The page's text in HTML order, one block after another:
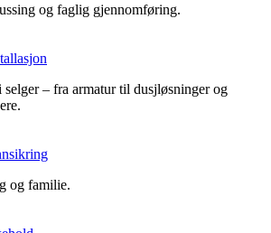
og faglig gjennomføring.
– fra armatur til dusjløsninger og
og familie.